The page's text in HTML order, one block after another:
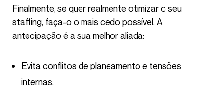
Finalmente, se quer realmente otimizar o seu
staffing, faça-o o mais cedo possível. A
antecipação é a sua melhor aliada:
Evita conflitos de planeamento e tensões
internas.